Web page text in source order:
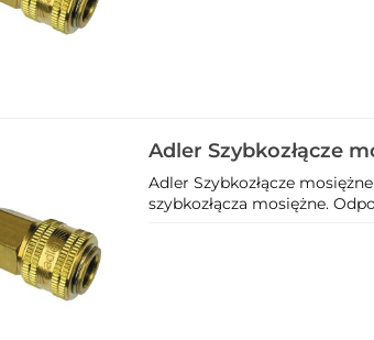
Adler Szybkozłącze
1/4" 3023.1
Adler Szybkozłącze
szybkozłącza mosiężne.